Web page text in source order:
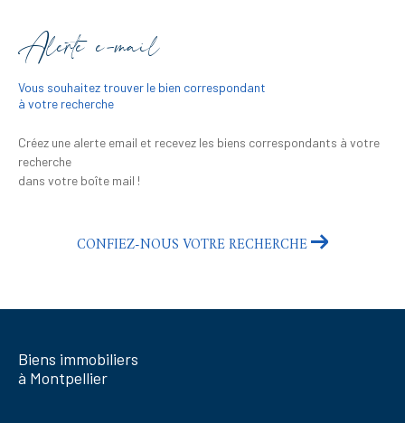
Alerte e-mail
Vous souhaitez trouver le bien correspondant
à votre recherche
Créez une alerte email et recevez les biens correspondants à votre
recherche
dans votre boîte mail !
CONFIEZ-NOUS VOTRE RECHERCHE
Biens immobiliers
à Montpellier